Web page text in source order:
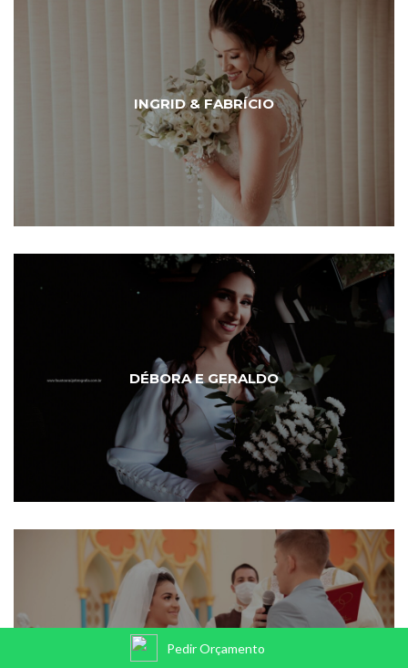
INGRID & FABRÍCIO
DÉBORA E GERALDO
DÉBORA LORRANE E JOÃO
THIAGO
Pedir Orçamento